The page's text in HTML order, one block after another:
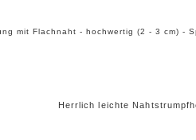
mit Flachnaht - hochwertig (2 - 3 cm) -
Herrlich leichte